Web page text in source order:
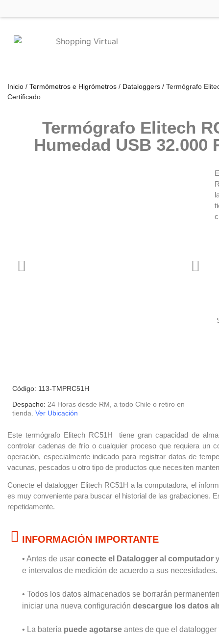
Inicio / Termómetros e Higrómetros / Dataloggers / Termógrafo
Certificado
Termógrafo Elitech
Humedad USB
Código: 113-TMPRC51H
Despacho: 24 Horas desde RM, a todo Chile o retiro en
tienda. Ver Ubicación
Este termógrafo Elitech RC51H tiene gran capacidad de
controlar cadenas de frío o cualquier proceso que requiera un
operación, especialmente indicado para registrar datos de
vacunas, pescados u otro tipo de productos que necesiten
Conecte el datalogger Elitech RC51H a la computadora, el
es muy conveniente para buscar el historial de las grabaciones.
repetidamente.
INFORMACIÓN IMPORTANTE
• Antes de usar conecte el Datalogger al computador
e intervalos de medición de acuerdo a sus necesidades.
• Todos los datos almacenados se borrarán
iniciar una nueva configuración descargue los datos
• La batería puede agotarse antes de que el